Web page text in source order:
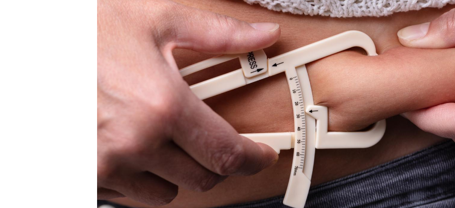
Les troubles du sommeil
modifient votre cerveau !
Mon enfant est-il trop
sensible ou simplement
très empathique ?
Bébés, jeunes enfants :
pharmacie pour les
vacances ?
Syndrome métabolique :
quels sont les meilleurs
exercices physiques ?
Comment éviter une otite
pendant les vacances ?
Hantavirus : un cas
détecté chez un touriste
en France
rapport
son taux
Grossesse
naturel
des
Comment
écrans en